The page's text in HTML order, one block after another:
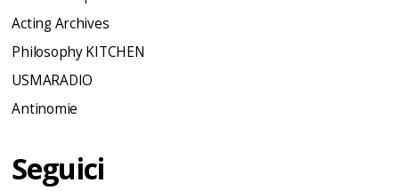
Acting Archives
Philosophy KITCHEN
USMARADIO
Antinomie
Seguici